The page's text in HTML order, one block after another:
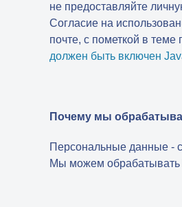
не предоставляйте
Согласие на
почте, с пометкой в
должен быть включен
Почему мы
Персональные данные -
Мы можем обрабатывать